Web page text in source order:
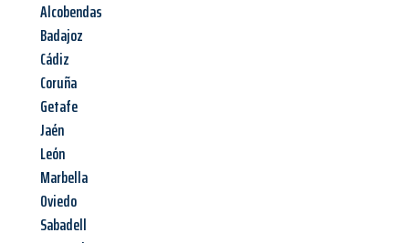
Alcobendas
Badajoz
Cádiz
Coruña
Getafe
Jaén
León
Marbella
Oviedo
Sabadell